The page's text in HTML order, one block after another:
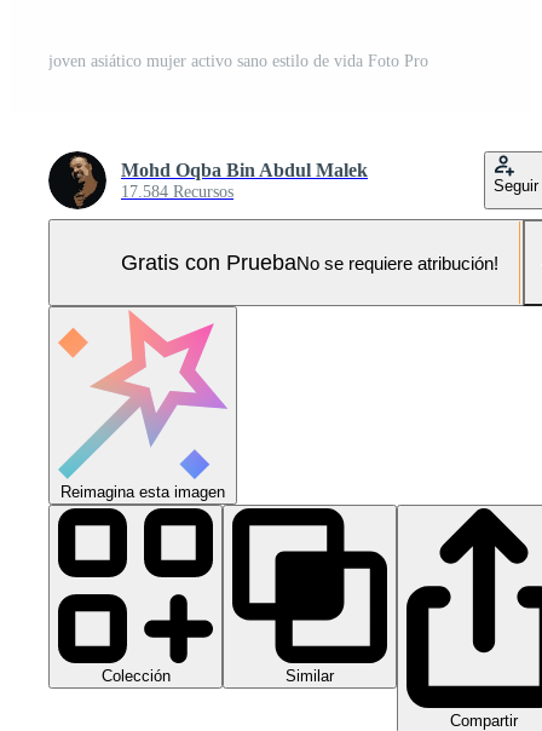
joven asiático mujer activo sano estilo de vida Foto Pro
Mohd Oqba Bin Abdul Malek
17.584 Recursos Seguir
Gratis con PruebaNo se requiere atribución!
Reimagina esta imagen
Colección Similar
Compartir